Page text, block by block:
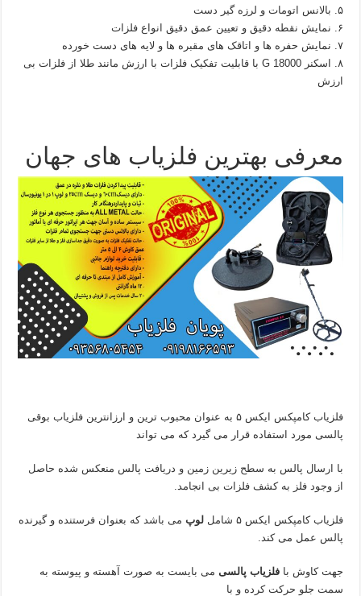
۵. بالانس اتومات و لرزه گیر دست
۶. نمایش نقطه دقیق و تعیین عمق دقیق انواع فلزات
۷. نمایش حفره ها و اتاقک های مقبره ها و لایه های دست خورده
۸. اسکنر G 18000 با قابلیت تفکیک فلزات با ارزش مانند طلا از فلزات بی
ارزش
معرفی بهترین فلزیاب های جهان
فلزیاب کامپکس ایکس ۵ به عنوان محبوب ترین و ارزانترین فلزیاب بوقی
پالسی مورد استفاده قرار می گیرد که می تواند
با ارسال پالس به سطح زیرین زمین و دریافت پالس منعکس شده حاصل
از وجود فلز به کشف فلزات بی انجامد.
فلزیاب کامپکس ایکس ۵ شامل لوپ می باشد که بعنوان فرستنده و گیرنده
پالس عمل می کند.
جهت کاوش بافلزیاب پالسی می بایست به صورت آهسته و پیوسته به
سمت جلو حرکت کرده و با